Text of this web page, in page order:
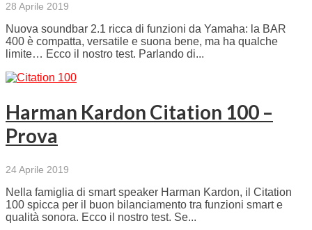
28 Aprile 2019
Nuova soundbar 2.1 ricca di funzioni da Yamaha: la BAR
400 è compatta, versatile e suona bene, ma ha qualche
limite… Ecco il nostro test. Parlando di...
Harman Kardon Citation 100 –
Prova
24 Aprile 2019
Nella famiglia di smart speaker Harman Kardon, il Citation
100 spicca per il buon bilanciamento tra funzioni smart e
qualità sonora. Ecco il nostro test. Se...